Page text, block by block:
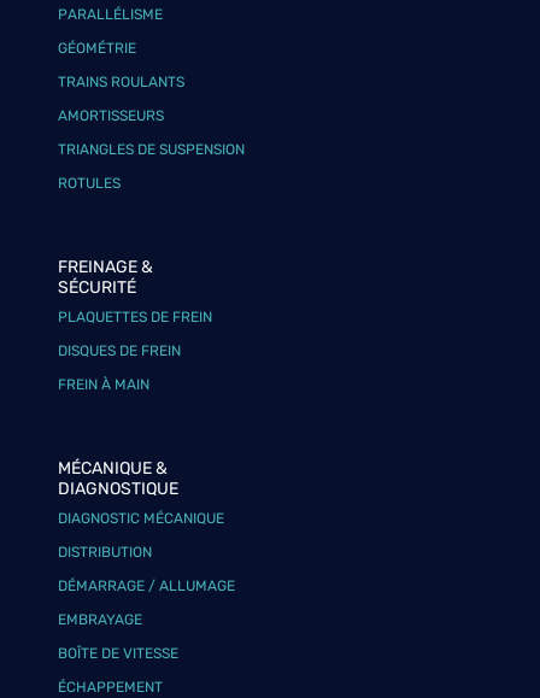
PARALLÉLISME
GÉOMÉTRIE
TRAINS ROULANTS
AMORTISSEURS
TRIANGLES DE SUSPENSION
ROTULES
FREINAGE &
SÉCURITÉ
PLAQUETTES DE FREIN
DISQUES DE FREIN
FREIN À MAIN
MÉCANIQUE &
DIAGNOSTIQUE
DIAGNOSTIC MÉCANIQUE
DISTRIBUTION
DÉMARRAGE / ALLUMAGE
EMBRAYAGE
BOÎTE DE VITESSE
ÉCHAPPEMENT